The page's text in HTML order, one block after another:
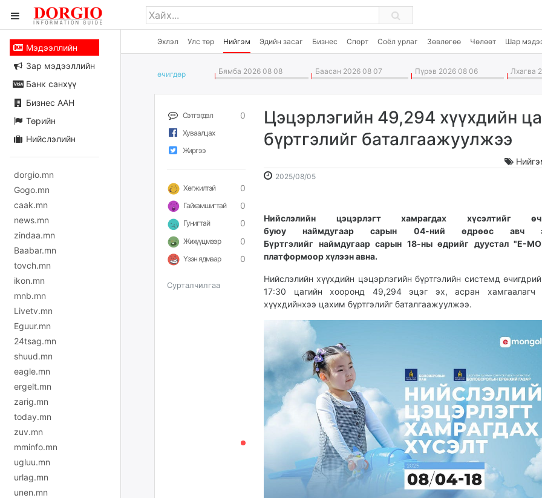
Эхлэл Улс төр Нийгэм Эдийн засаг Бизнес Спорт Соёл урлаг Зөвлөгөө Чөлөөт Шар
Мэдээллийн
Зар мэдээллийн
Банк санхүү
Бизнес ААН
Төрийн
Нийслэлийн
dorgio.mn
Gogo.mn
caak.mn
news.mn
zindaa.mn
Baabar.mn
tovch.mn
ikon.mn
mnb.mn
Livetv.mn
Eguur.mn
24tsag.mn
shuud.mn
eagle.mn
ergelt.mn
zarig.mn
today.mn
zuv.mn
mminfo.mn
ugluu.mn
urlag.mn
unen.mn
өчигдѳр Бямба 2026 08 08 Баасан 2026 08 07 Пүрэв 2026 08 06 Лхагва
Сэтгэгдэл 0
Хуваалцах
Жиргээ
Хөгжилтэй 0
Гайхамшигтай 0
Гунигтай 0
Жихүүцмээр 0
Үзэн ядмаар 0
Сурталчилгаа
Цэцэрлэгийн 49,294 хүүхдийн
бүртгэлийг баталгаажуулжээ
2025/08/052025-
10:42:42
2026-
21:06:13
Нийслэлийн цэцэрлэгт хамрагдах хүсэлтийг
буюу наймдугаар сарын 04-ний өдрөөс авч
Бүртгэлийг наймдугаар сарын 18-ны өдрийг дуустал "E-
платформоор хүлээн авна.
Нийслэлийн хүүхдийн цэцэрлэгийн бүртгэлийн системд
17:30 цагийн хооронд 49,294 эцэг эх, асран хамгаалагч
хүүхдийнхээ цахим бүртгэлийг баталгаажуулжээ.